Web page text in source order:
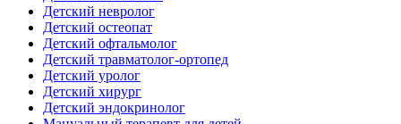
Детский невролог
Детский остеопат
Детский офтальмолог
Детский травматолог-ортопед
Детский уролог
Детский хирург
Детский эндокринолог